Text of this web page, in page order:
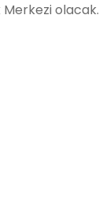
Merkezi olacak.